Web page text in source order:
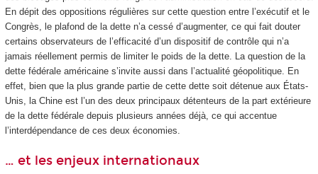
En dépit des oppositions régulières sur cette question entre l’exécutif et le
Congrès, le plafond de la dette n’a cessé d’augmenter, ce qui fait douter
certains observateurs de l’efficacité d’un dispositif de contrôle qui n’a
jamais réellement permis de limiter le poids de la dette. La question de la
dette fédérale américaine s’invite aussi dans l’actualité géopolitique. En
effet, bien que la plus grande partie de cette dette soit détenue aux États-
Unis, la Chine est l’un des deux principaux détenteurs de la part extérieure
de la dette fédérale depuis plusieurs années déjà, ce qui accentue
l’interdépendance de ces deux économies.
… et les enjeux internationaux